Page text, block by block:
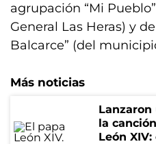
agrupación “Mi
General Las Heras) y
Balcarce” (del
Más noticias
la
León